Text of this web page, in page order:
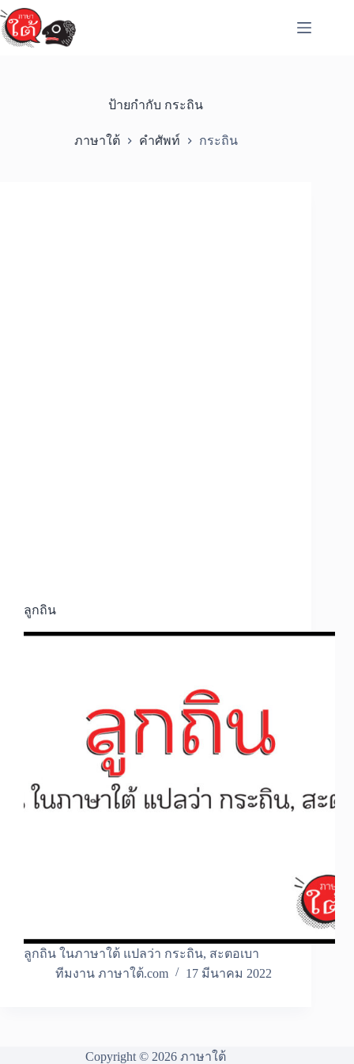
Skip
to
content
ป้ายกำกับ กระถิน
ภาษาใต้ คำศัพท์ กระถิน
ลูกถิน
ลูกถิน ในภาษาใต้ แปลว่า กระถิน, สะตอเบา
ทีมงาน ภาษาใต้.com
17 มีนาคม 2022
Copyright © 2026 ภาษาใต้